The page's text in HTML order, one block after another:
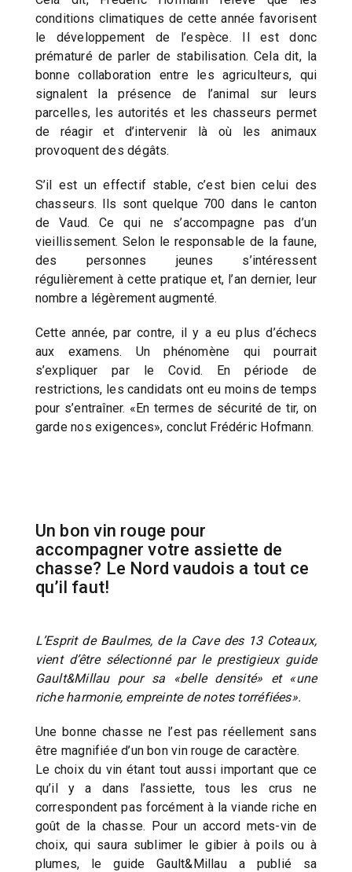
conditions climatiques de cette année favorisent
le développement de l’espèce. Il est donc
prématuré de parler de stabilisation. Cela dit, la
bonne collaboration entre les agriculteurs, qui
signalent la présence de l’animal sur leurs
parcelles, les autorités et les chasseurs permet
de réagir et d’intervenir là où les animaux
provoquent des dégâts.
S’il est un effectif stable, c’est bien celui des
chasseurs. Ils sont quelque 700 dans le canton
de Vaud. Ce qui ne s’accompagne pas d’un
vieillissement. Selon le responsable de la faune,
des personnes jeunes s’intéressent
régulièrement à cette pratique et, l’an dernier, leur
nombre a légèrement augmenté.
Cette année, par contre, il y a eu plus d’échecs
aux examens. Un phénomène qui pourrait
s’expliquer par le Covid. En période de
restrictions, les candidats ont eu moins de temps
pour s’entraîner. «En termes de sécurité de tir, on
garde nos exigences», conclut Frédéric Hofmann.
Un bon vin rouge pour
accompagner votre assiette de
chasse? Le Nord vaudois a tout ce
qu’il faut!
L’Esprit de Baulmes, de la Cave des 13 Coteaux,
vient d’être sélectionné par le prestigieux guide
Gault&Millau pour sa «belle densité» et «une
riche harmonie, empreinte de notes torréfiées».
Une bonne chasse ne l’est pas réellement sans
être magnifiée d’un bon vin rouge de caractère.
Le choix du vin étant tout aussi important que ce
qu’il y a dans l’assiette, tous les crus ne
correspondent pas forcément à la viande riche en
goût de la chasse. Pour un accord mets-vin de
choix, qui saura sublimer le gibier à poils ou à
plumes, le guide Gault&Millau a publié sa